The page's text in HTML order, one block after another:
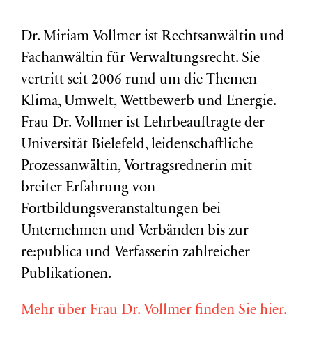
Dr. Miriam Vollmer ist Rechtsanwältin und
Fachanwältin für Verwaltungsrecht. Sie
vertritt seit 2006 rund um die Themen
Klima, Umwelt, Wettbewerb und Energie.
Frau Dr. Vollmer ist Lehrbeauftragte der
Universität Bielefeld, leidenschaftliche
Prozessanwältin, Vortragsrednerin mit
breiter Erfahrung von
Fortbildungsveranstaltungen bei
Unternehmen und Verbänden bis zur
re:publica und Verfasserin zahlreicher
Publikationen.
Mehr über Frau Dr. Vollmer finden Sie hier.